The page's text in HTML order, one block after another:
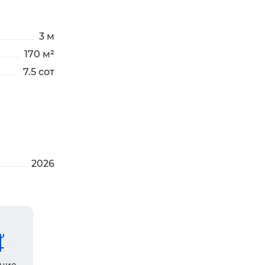
3 м
170 м²
7.5 сот
2026